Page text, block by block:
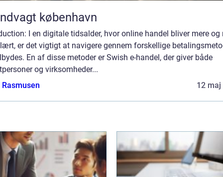
københavn
I en digitale tidsalder, hvor online handel bliver mere og
er det vigtigt at navigere gennem forskellige
En af disse metoder er Swish e-handel, der giver både
og virksomheder...
12 maj